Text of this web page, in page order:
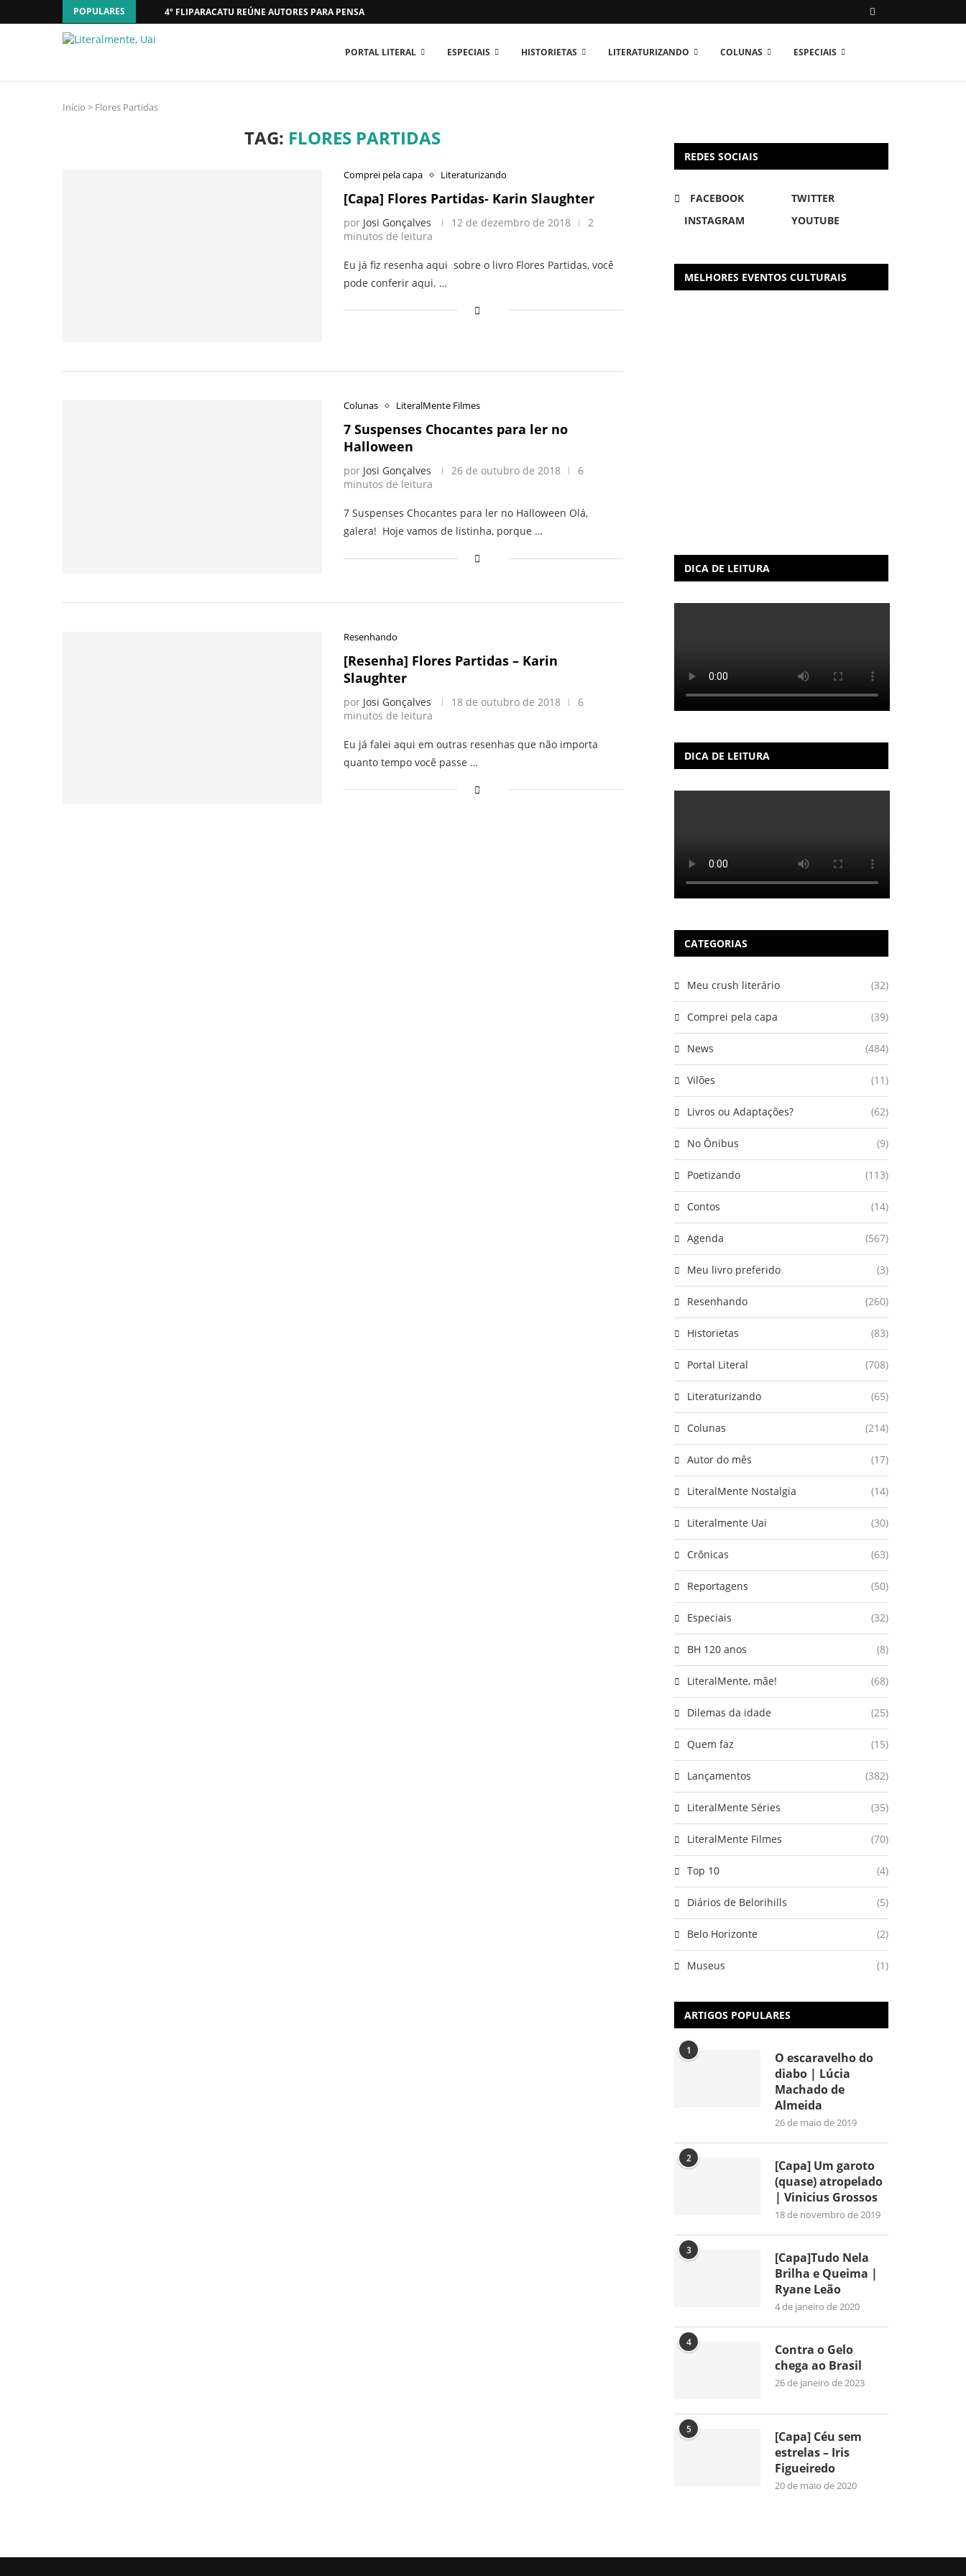
POPULARES 4º FLIPARACATU REÚNE AUTORES PARA PENSAR O MUNDO...
PORTAL LITERAL ESPECIAIS HISTORIETAS LITERATURIZANDO COLUNAS ESPECIAIS
Início > Flores Partidas
TAG: FLORES PARTIDAS
Comprei pela capa Literaturizando
[Capa] Flores Partidas- Karin Slaughter
por Josi Gonçalves 12 de dezembro de 2018
2
minutos de leitura
Eu já fiz resenha aqui sobre o livro Flores Partidas, você
pode conferir aqui. …
Colunas LiteralMente Filmes
7 Suspenses Chocantes para ler no
Halloween
por Josi Gonçalves 26 de outubro de 2018
6
minutos de leitura
7 Suspenses Chocantes para ler no Halloween Olá,
galera! Hoje vamos de listinha, porque …
Resenhando
[Resenha] Flores Partidas – Karin
Slaughter
por Josi Gonçalves 18 de outubro de 2018
6
minutos de leitura
Eu já falei aqui em outras resenhas que não importa
quanto tempo você passe …
REDES SOCIAIS
FACEBOOK
TWITTER
INSTAGRAM
YOUTUBE
MELHORES EVENTOS CULTURAIS
DICA DE LEITURA
DICA DE LEITURA
CATEGORIAS
Meu crush literário (32)
Comprei pela capa (39)
News (484)
Vilões (11)
Livros ou Adaptações? (62)
No Ônibus (9)
Poetizando (113)
Contos (14)
Agenda (567)
Meu livro preferido (3)
Resenhando (260)
Historietas (83)
Portal Literal (708)
Literaturizando (65)
Colunas (214)
Autor do mês (17)
LiteralMente Nostalgia (14)
Literalmente Uai (30)
Crônicas (63)
Reportagens (50)
Especiais (32)
BH 120 anos (8)
LiteralMente, mãe! (68)
Dilemas da idade (25)
Quem faz (15)
Lançamentos (382)
LiteralMente Séries (35)
LiteralMente Filmes (70)
Top 10 (4)
Diários de Belorihills (5)
Belo Horizonte (2)
Museus (1)
ARTIGOS POPULARES
1
O escaravelho do
diabo | Lúcia
Machado de
Almeida
26 de maio de 2019
2
[Capa] Um garoto
(quase) atropelado
| Vinicius Grossos
18 de novembro de 2019
3
[Capa]Tudo Nela
Brilha e Queima |
Ryane Leão
4 de janeiro de 2020
4
Contra o Gelo
chega ao Brasil
26 de janeiro de 2023
5
[Capa] Céu sem
estrelas – Iris
Figueiredo
20 de maio de 2020